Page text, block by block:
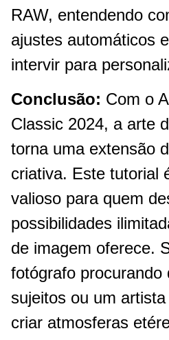
RAW, entendendo
ajustes automáticos
intervir para
Conclusão: Com o
Classic 2024, a arte
torna uma extensão
criativa. Este tutorial
valioso para quem
possibilidades
de imagem oferece.
fotógrafo procurando
sujeitos ou um
criar atmosferas